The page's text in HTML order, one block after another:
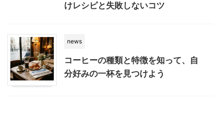
けレシピと失敗しないコツ
news
コーヒーの種類と特徴を知って、自
分好みの一杯を見つけよう